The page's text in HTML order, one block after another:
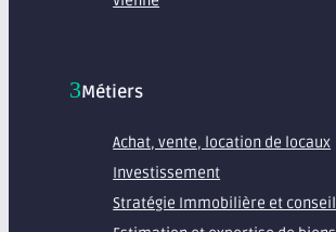
Métiers
Achat, vente, location de locaux
Investissement
Stratégie Immobilière et conseil